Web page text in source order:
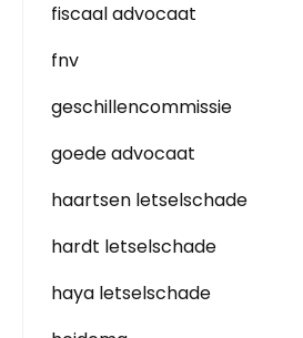
fiscaal advocaat
fnv
geschillencommissie
goede advocaat
haartsen letselschade
hardt letselschade
haya letselschade